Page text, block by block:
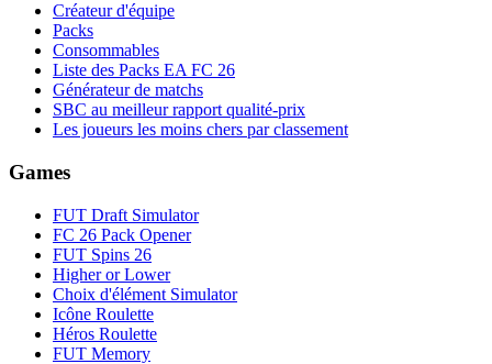
Créateur d'équipe
Packs
Consommables
Liste des Packs EA FC 26
Générateur de matchs
SBC au meilleur rapport qualité-prix
Les joueurs les moins chers par classement
Games
FUT Draft Simulator
FC 26 Pack Opener
FUT Spins 26
Higher or Lower
Choix d'élément Simulator
Icône Roulette
Héros Roulette
FUT Memory